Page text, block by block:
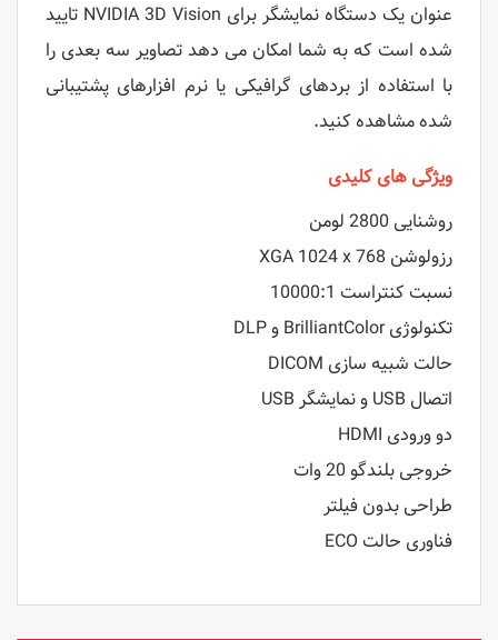
عنوان یک دستگاه نمایشگر برای NVIDIA 3D Vision تایید
شده است که به شما امکان می دهد تصاویر سه بعدی را
با استفاده از بردهای گرافیکی یا نرم افزارهای پشتیبانی
شده مشاهده کنید.
ویژگی های کلیدی
روشنایی 2800 لومن
رزولوشن XGA 1024 x 768
نسبت کنتراست 10000:1
تکنولوژی BrilliantColor و DLP
حالت شبیه سازی DICOM
اتصال USB و نمایشگر USB
دو ورودی HDMI
خروجی بلندگو 20 وات
طراحی بدون فیلتر
فناوری حالت ECO